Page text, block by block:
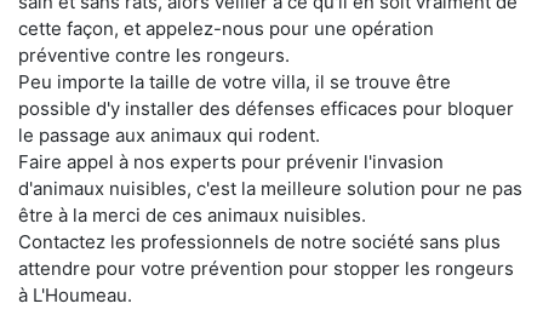
cette façon, et appelez-nous pour une opération
préventive contre les rongeurs.
Peu importe la taille de votre villa, il se trouve être
possible d'y installer des défenses efficaces pour bloquer
le passage aux animaux qui rodent.
Faire appel à nos experts pour prévenir l'invasion
d'animaux nuisibles, c'est la meilleure solution pour ne pas
être à la merci de ces animaux nuisibles.
Contactez les professionnels de notre société sans plus
attendre pour votre prévention pour stopper les rongeurs
à L'Houmeau.